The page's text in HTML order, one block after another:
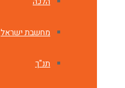
מחשבת ישראל
תנ"ך